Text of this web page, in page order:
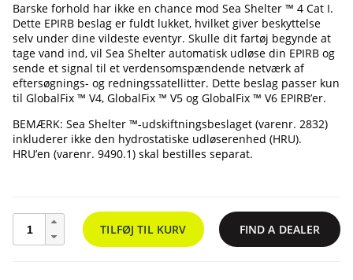
Barske forhold har ikke en chance mod Sea Shelter ™ 4 Cat I.
Dette EPIRB beslag er fuldt lukket, hvilket giver beskyttelse
selv under dine vildeste eventyr. Skulle dit fartøj begynde at
tage vand ind, vil Sea Shelter automatisk udløse din EPIRB og
sende et signal til et verdensomspændende netværk af
eftersøgnings- og redningssatellitter. Dette beslag passer kun
til GlobalFix ™ V4, GlobalFix ™ V5 og GlobalFix ™ V6 EPIRB’er.
BEMÆRK: Sea Shelter ™-udskiftningsbeslaget (varenr. 2832)
inkluderer ikke den hydrostatiske udløserenhed (HRU).
HRU’en (varenr. 9490.1) skal bestilles separat.
Sea
Shelter
TILFØJ TIL KURV FIND A DEALER